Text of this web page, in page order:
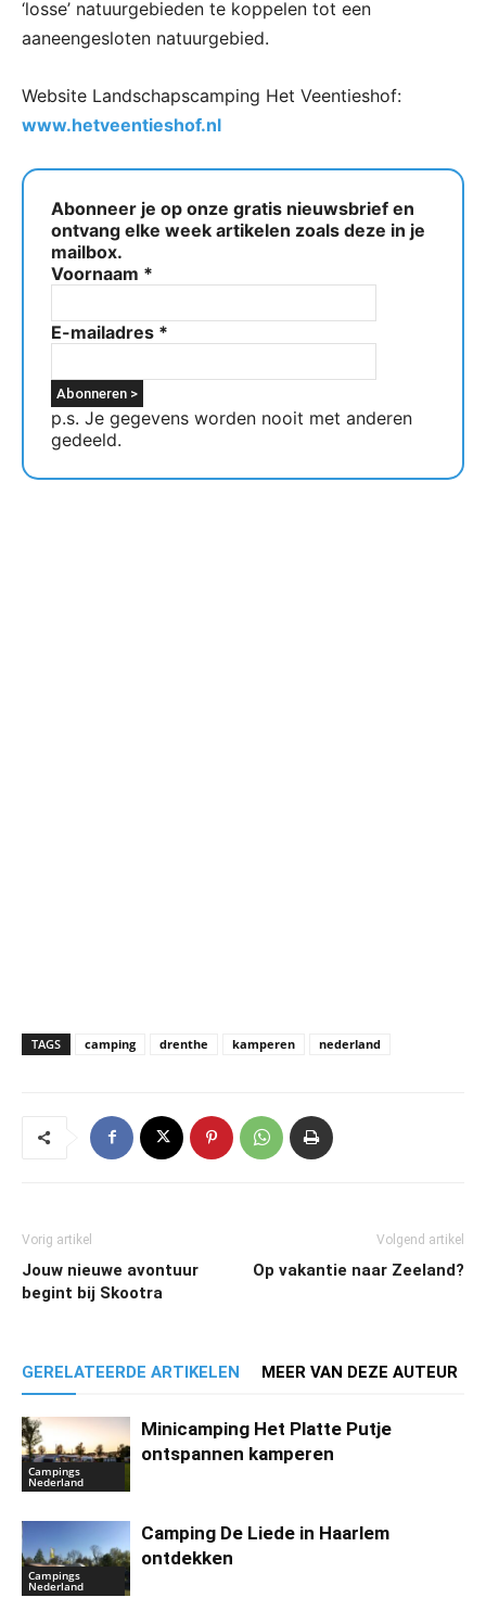
‘losse’ natuurgebieden te koppelen tot een
aaneengesloten natuurgebied.
Website Landschapscamping Het Veentieshof:
www.hetveentieshof.nl
Abonneer je op onze gratis nieuwsbrief en
ontvang elke week artikelen zoals deze in je
mailbox.
Voornaam *
E-mailadres *
p.s. Je gegevens worden nooit met anderen
gedeeld.
TAGS camping drenthe kamperen nederland
Vorig artikel
Jouw nieuwe avontuur
begint bij Skootra
Volgend artikel
Op vakantie naar Zeeland?
GERELATEERDE ARTIKELEN MEER VAN DEZE AUTEUR
Campings
Nederland
Minicamping Het Platte Putje
ontspannen kamperen
Campings
Nederland
Camping De Liede in Haarlem
ontdekken